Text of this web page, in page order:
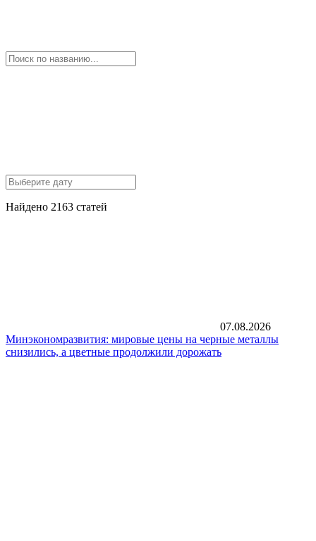
Найдено 2163 статей
07.08.2026
Минэкономразвития: мировые цены на черные металлы
снизились, а цветные продолжили дорожать